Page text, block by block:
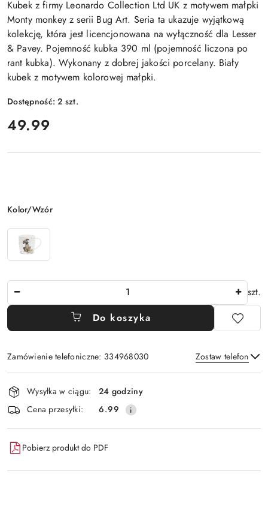
Kubek z firmy Leonardo Collection Ltd UK z motywem małpki
Monty monkey z serii Bug Art. Seria ta ukazuje wyjątkową
kolekcję, która jest licencjonowana na wyłączność dla Lesser
& Pavey. Pojemność kubka 390 ml (pojemność liczona po
rant kubka). Wykonany z dobrej jakości porcelany. Biały
kubek z motywem kolorowej małpki.
Dostępność:2 szt.
cena:
49.99
Wariant
Kolor/Wzór
szt.
Do koszyka
Zamówienie telefoniczne: 334968030 Zostaw telefon
Wyślij
Dostępność
i
dostawa
Wysyłka w ciągu:
24 godziny
Cena przesyłki:
6.99
Pobierz produkt do PDF